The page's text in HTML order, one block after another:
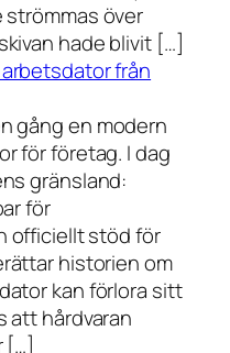
strömmas över
hade blivit […]
arbetsdator från
gång en modern
för företag. I dag
gränsland:
för
officiellt stöd för
historien om
kan förlora sitt
att hårdvaran
[…]